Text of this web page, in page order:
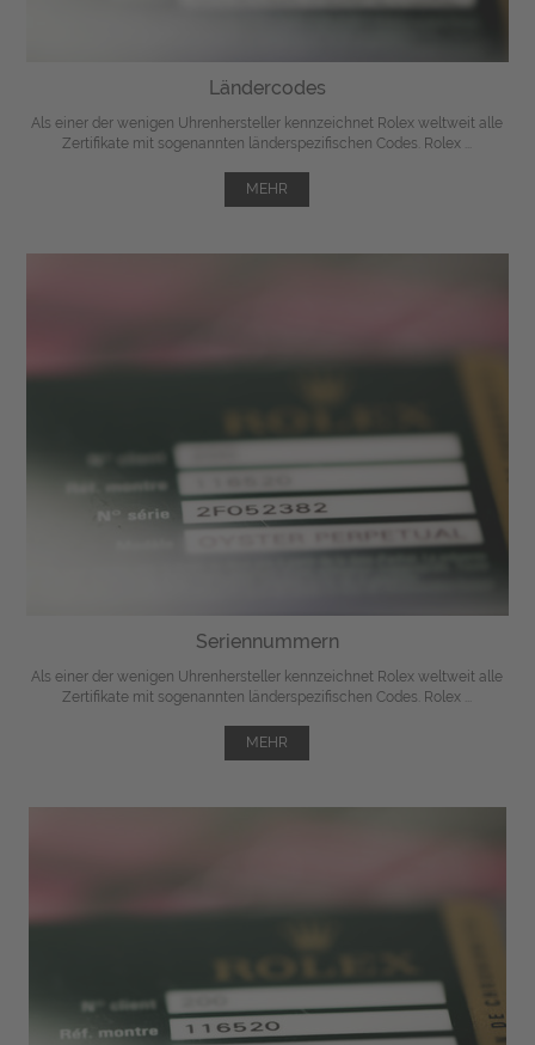
Ländercodes
Als einer der wenigen Uhrenhersteller kennzeichnet Rolex weltweit alle
Zertifikate mit sogenannten länderspezifischen Codes. Rolex ...
MEHR
Seriennummern
Als einer der wenigen Uhrenhersteller kennzeichnet Rolex weltweit alle
Zertifikate mit sogenannten länderspezifischen Codes. Rolex ...
MEHR